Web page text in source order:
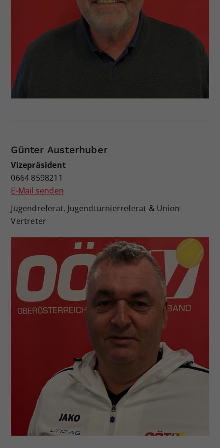
Günter Austerhuber
Vizepräsident
0664 8598211
E-Mail senden
Jugendreferat, Jugendturnierreferat & Union-
Vertreter
Zweck
Dieser Wert speichert Ihre Consent-
Einstellungen. Unter anderem eine
zufällig generierte ID, für die
historische Speicherung Ihrer
vorgenommen Einstellungen, falls der
Webseiten-Betreiber dies eingestellt